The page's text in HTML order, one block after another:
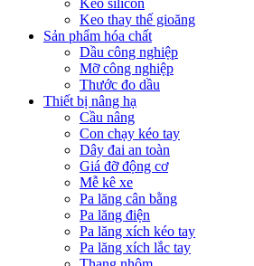
Keo silicon
Keo thay thế gioăng
Sản phẩm hóa chất
Dầu công nghiệp
Mỡ công nghiệp
Thước đo dầu
Thiết bị nâng hạ
Cầu nâng
Con chạy kéo tay
Dây đai an toàn
Giá đỡ động cơ
Mễ kê xe
Pa lăng cân bằng
Pa lăng điện
Pa lăng xích kéo tay
Pa lăng xích lắc tay